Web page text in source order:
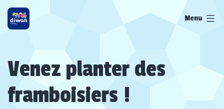
Aller
au
Menu
Venez planter des
framboisiers !